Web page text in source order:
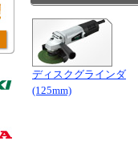
ディスクグラインダ
(125mm)